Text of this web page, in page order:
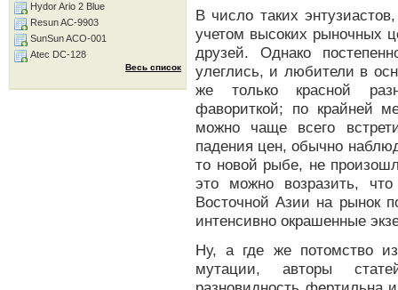
В число таких
учетом высоких рыночных
друзей. Однако
улеглись, и любители в
же только красной
фавориткой; по крайней
можно чаще всего
падения цен, обычно
то новой рыбе, не
это можно возразить,
Восточной Азии на рынок
интенсивно окрашенные
Ну, а где же потомство
мутации, авторы
Hydor Ario 2 Blue
Resun AC-9903
SunSun ACO-001
Atec DC-128
Весь список